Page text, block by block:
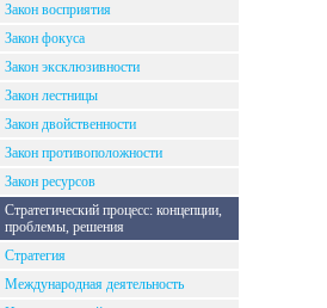
Закон восприятия
Закон фокуса
Закон эксклюзивности
Закон лестницы
Закон двойственности
Закон противоположности
Закон ресурсов
Стратегический процесс: концепции,
проблемы, решения
Стратегия
Международная деятельность